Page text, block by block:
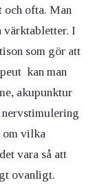
och ofta. Man
värktabletter. I
som gör att
kan man
akupunktur
nervstimulering
om vilka
vara så att
ovanligt.